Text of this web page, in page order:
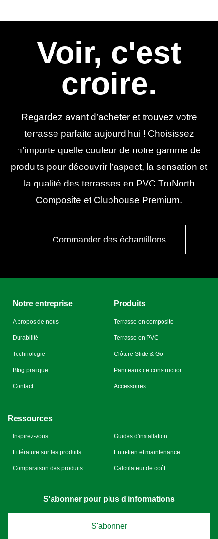
Voir, c'est
croire.
Regardez avant d’acheter et trouvez votre
terrasse parfaite aujourd’hui ! Choisissez
n’importe quelle couleur de notre gamme de
produits pour découvrir l’aspect, la sensation et
la qualité des terrasses en PVC TruNorth
Composite et Clubhouse Premium.
Commander des échantillons
Notre entreprise
A propos de nous
Durabilité
Technologie
Blog pratique
Contact
Produits
Terrasse en composite
Terrasse en PVC
Clôture Slide & Go
Panneaux de construction
Accessoires
Ressources
Inspirez-vous
Littérature sur les produits
Comparaison des produits
Guides d'installation
Entretien et maintenance
Calculateur de coût
S'abonner pour plus d'informations
S'abonner